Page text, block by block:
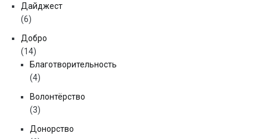
Дайджест
(6)
Добро
(14)
Благотворительность
(4)
Волонтёрство
(3)
Донорство